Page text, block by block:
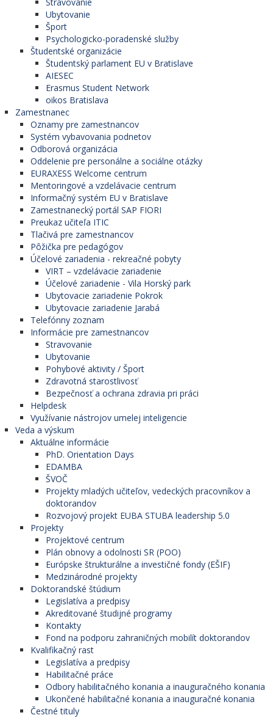
Ubytovanie
Šport
Psychologicko-poradenské služby
Študentské organizácie
Študentský parlament EU v Bratislave
AIESEC
Erasmus Student Network
oikos Bratislava
Zamestnanec
Oznamy pre zamestnancov
Systém vybavovania podnetov
Odborová organizácia
Oddelenie pre personálne a sociálne otázky
EURAXESS Welcome centrum
Mentoringové a vzdelávacie centrum
Informačný systém EU v Bratislave
Zamestnanecký portál SAP FIORI
Preukaz učiteľa ITIC
Tlačivá pre zamestnancov
Pôžička pre pedagógov
Účelové zariadenia - rekreačné pobyty
VIRT – vzdelávacie zariadenie
Účelové zariadenie - Vila Horský park
Ubytovacie zariadenie Pokrok
Ubytovacie zariadenie Jarabá
Telefónny zoznam
Informácie pre zamestnancov
Stravovanie
Ubytovanie
Pohybové aktivity / Šport
Zdravotná starostlivosť
Bezpečnosť a ochrana zdravia pri práci
Helpdesk
Využívanie nástrojov umelej inteligencie
Veda a výskum
Aktuálne informácie
PhD. Orientation Days
EDAMBA
ŠVOČ
Projekty mladých učiteľov, vedeckých pracovníkov a
doktorandov
Rozvojový projekt EUBA STUBA leadership 5.0
Projekty
Projektové centrum
Plán obnovy a odolnosti SR (POO)
Európske štrukturálne a investičné fondy (EŠIF)
Medzinárodné projekty
Doktorandské štúdium
Legislatíva a predpisy
Akreditované študijné programy
Kontakty
Fond na podporu zahraničných mobilít doktorandov
Kvalifikačný rast
Legislatíva a predpisy
Habilitačné práce
Odbory habilitačného konania a inauguračného konania
Ukončené habilitačné konania a inauguračné konania
Čestné tituly